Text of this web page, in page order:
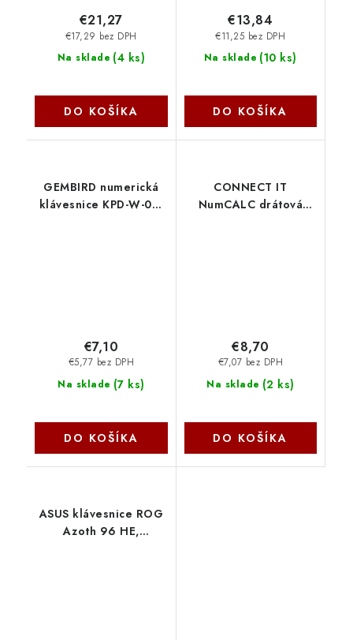
Na sklade (4 ks)
€17,29 bez DPH
€21,27
DO KOŠÍKA
Na sklade (10 ks)
€11,25 bez DPH
€13,84
DO KOŠÍKA
GEMBIRD numerická
klávesnice KPD-W-02,
Na sklade (7 ks)
€5,77 bez DPH
€7,10
DO KOŠÍKA
CONNECT IT
NumCALC drátová
Na sklade (2 ks)
€7,07 bez DPH
€8,70
DO KOŠÍKA
ASUS klávesnice ROG
Azoth 96 HE,